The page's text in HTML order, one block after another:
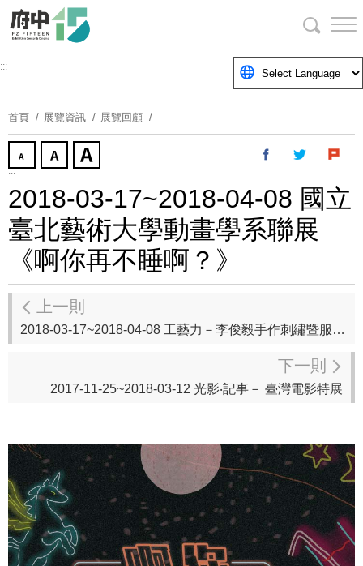
要
塊
:::
首頁 展覽資訊 展覽回顧
:::
2018-03-17~2018-04-08 國立
臺北藝術大學動畫學系聯展
《啊你再不睡啊？》
上一則
2018-03-17~2018-04-08 工藝力－李俊毅手作刺繡暨服裝創作個展
下一則
2017-11-25~2018-03-12 光影‧記事－ 臺灣電影特展